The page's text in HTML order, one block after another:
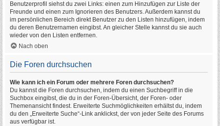
Benutzerprofil siehst du zwei Links: einen zum Hinzufügen zur Liste der
Freunde und einen zum Ignorieren des Benutzers. Außerdem kannst du
im persönlichen Bereich direkt Benutzer zu den Listen hinzufügen, indem
du deren Benutzernamen eingibst. An gleicher Stelle kannst du sie auch
wieder von den Listen entfernen.
Nach oben
Die Foren durchsuchen
Wie kann ich ein Forum oder mehrere Foren durchsuchen?
Du kannst die Foren durchsuchen, indem du einen Suchbegriff in die
Suchbox eingibst, die du in der Foren-Übersicht, der Foren- oder
Themenansicht findest. Erweiterte Suchmöglichkeiten erhältst du, indem
du den „Erweiterte Suche“-Link anklickst, der von jeder Seite des Forums
aus verfügbar ist.